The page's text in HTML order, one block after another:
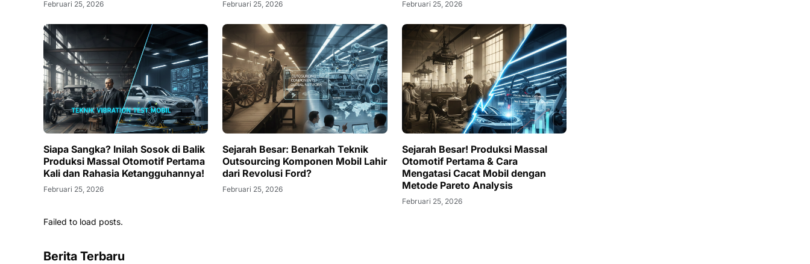
Februari 25, 2026 Februari 25, 2026 Februari 25, 2026
Siapa Sangka? Inilah Sosok di Balik
Produksi Massal Otomotif Pertama
Kali dan Rahasia Ketangguhannya!
Februari 25, 2026
Sejarah Besar: Benarkah Teknik
Outsourcing Komponen Mobil Lahir
dari Revolusi Ford?
Februari 25, 2026
Sejarah Besar! Produksi Massal
Otomotif Pertama & Cara
Mengatasi Cacat Mobil dengan
Metode Pareto Analysis
Februari 25, 2026
Failed to load posts.
Berita Terbaru